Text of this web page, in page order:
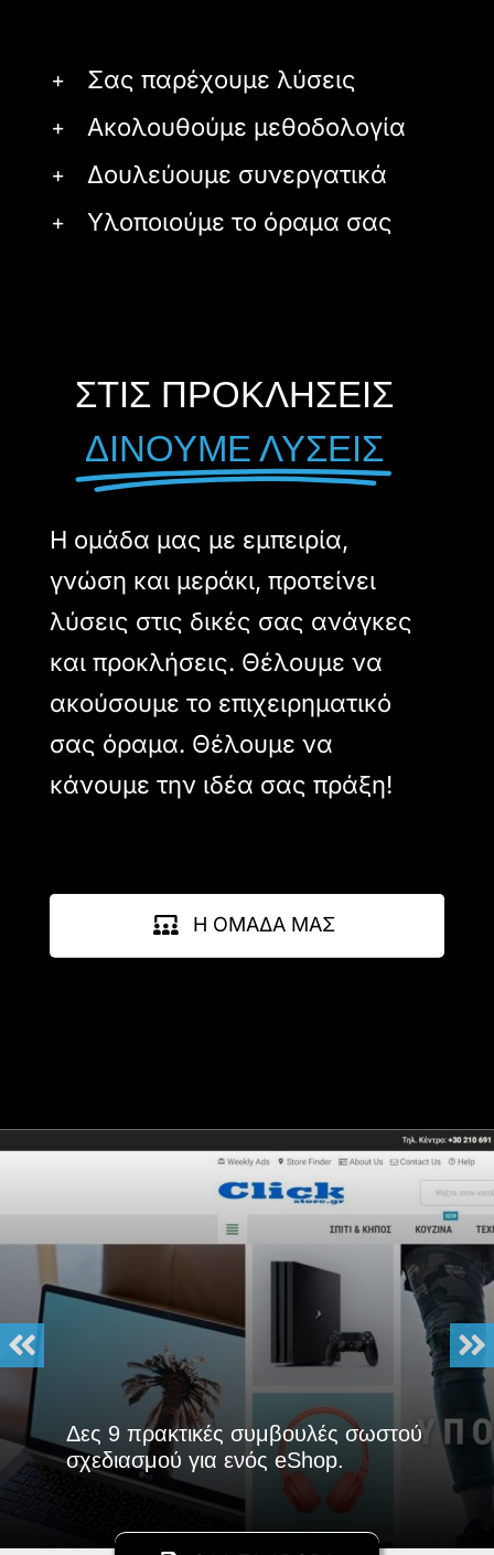
Σας παρέχουμε λύσεις
Ακολουθούμε μεθοδολογία
Δουλεύουμε συνεργατικά
Υλοποιούμε το όραμα σας
ΣΤΙΣ ΠΡΟΚΛΗΣΕΙΣ
ΔΙΝΟΥΜΕ ΛΥΣΕΙΣ
Η ομάδα μας με εμπειρία,
γνώση και μεράκι, προτείνει
λύσεις στις δικές σας ανάγκες
και προκλήσεις. Θέλουμε να
ακούσουμε το επιχειρηματικό
σας όραμα. Θέλουμε να
κάνουμε την ιδέα σας πράξη!
Η ΟΜΑΔΑ ΜΑΣ
Δες 9 πρακτικές συμβουλές σωστού
σχεδιασμού για ενός eShop.